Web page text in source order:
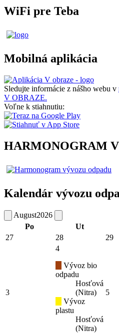
WiFi pre Teba
Mobilná aplikácia
Sledujte informácie z nášho webu v
V OBRAZE.
Voľne k stiahnutiu:
HARMONOGRAM
Kalendár vývozu
August2026
Po
Ut
27
28 29
3
4
Vývoz bio
odpadu
Hosťová
(Nitra)
Vývoz
plastu
Hosťová
(Nitra)
5